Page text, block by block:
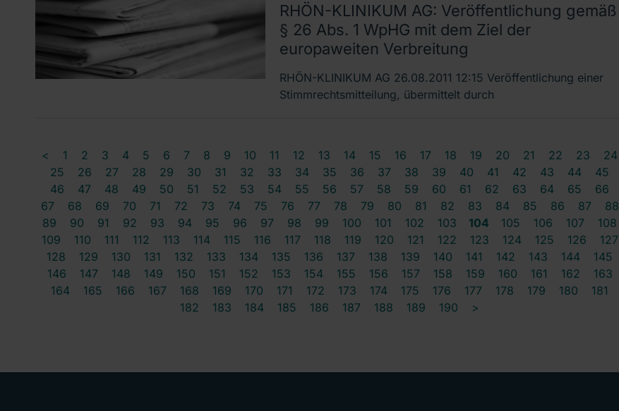
RHÖN-KLINIKUM AG: Veröffentlichung gemäß
§ 26 Abs. 1 WpHG mit dem Ziel der
europaweiten Verbreitung
RHÖN-KLINIKUM AG 26.08.2011 12:15 Veröffentlichung einer
Stimmrechtsmitteilung, übermittelt durch
< 1 2 3 4 5 6 7 8 9 10 11 12 13 14 15 16 17 18 19 20 21 22 23
24
25
26 27 28 29 30 31 32 33 34 35 36 37 38 39 40 41 42 43 44
45
46
47 48 49 50 51 52 53 54 55 56 57 58 59 60 61 62 63 64 65
66
67
68 69 70 71 72 73 74 75 76 77 78 79 80 81 82 83 84 85 86 87
88
89
90 91 92 93 94 95 96 97 98 99 100 101 102 103 104 105 106 107
108
109
110 111 112 113 114 115 116 117 118 119 120 121 122 123 124 125 126
127
128
129 130 131 132 133 134 135 136 137 138 139 140 141 142 143 144
145
146
147 148 149 150 151 152 153 154 155 156 157 158 159 160 161 162
163
164
165 166 167 168 169 170 171 172 173 174 175 176 177 178 179 180
181
182
183 184 185 186 187 188 189 190 >